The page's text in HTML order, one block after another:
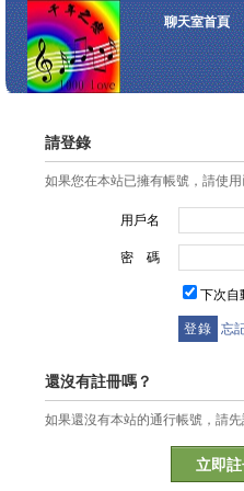
聊天室首頁
請登錄
如果您在本站已擁有帳號，請使
用戶名
密 碼
下次自
忘
還沒有註冊嗎？
如果還沒有本站的通行帳號，請先
立即